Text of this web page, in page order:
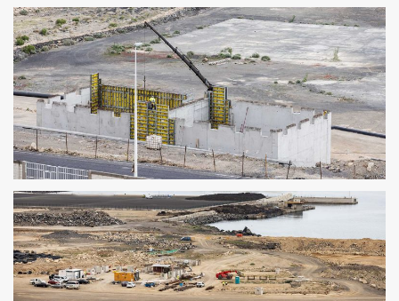
URBANIZACIÓN DEL PUERTO INDUSTRIAL DE
GRANADILLA 3
URBANIZACIÓN DEL PUERTO INDUSTRIAL DE
GRANADILLA 2